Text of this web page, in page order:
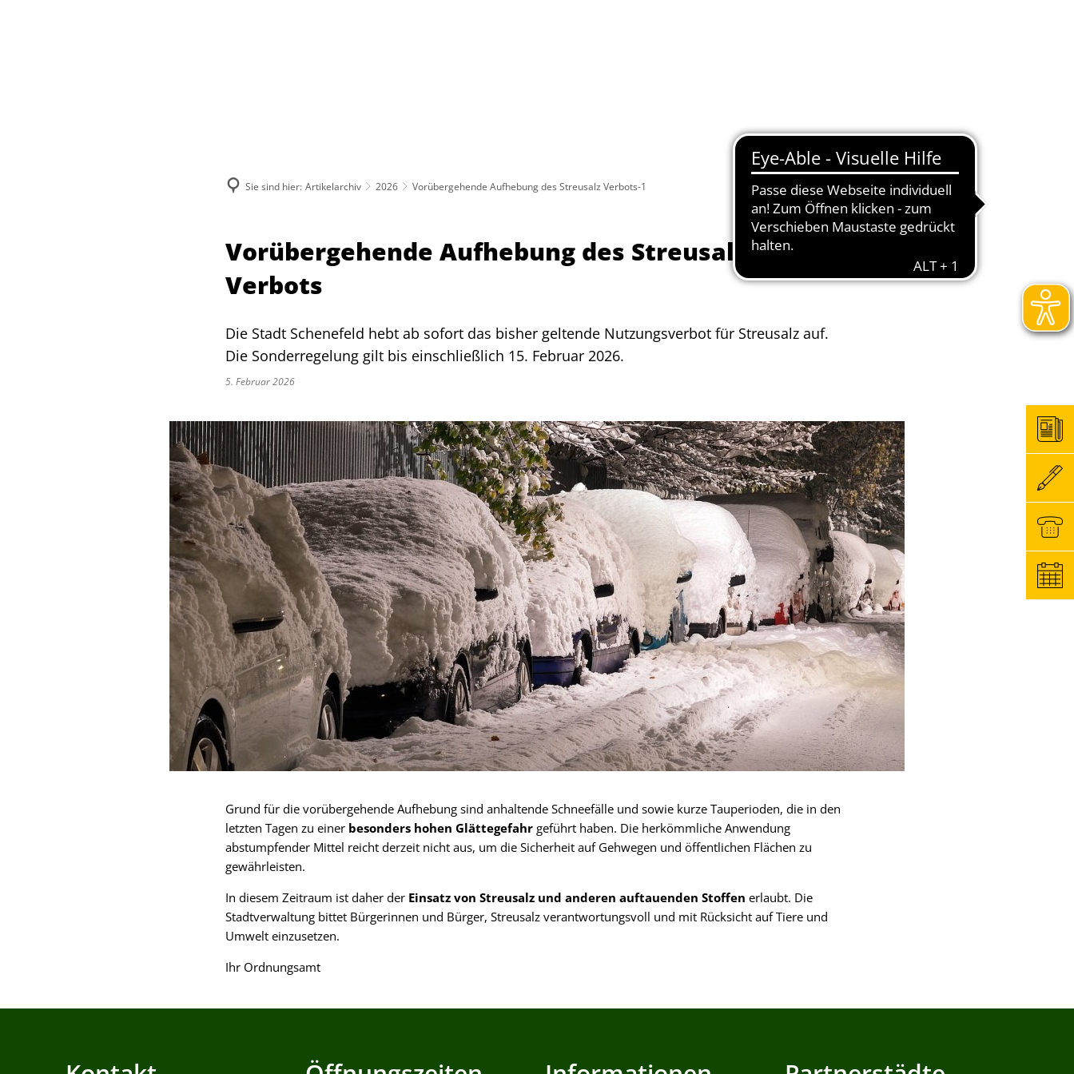
Sie sind hier: Artikelarchiv 2026 Vorübergehende Aufhebung des Streusalz Verbots-1
Vorübergehende Aufhebung des Streusalz
Verbots
Die Stadt Schenefeld hebt ab sofort das bisher geltende Nutzungsverbot für Streusalz auf.
Die Sonderregelung gilt bis einschließlich 15. Februar 2026.
5. Februar 2026
Grund für die vorübergehende Aufhebung sind anhaltende Schneefälle und sowie kurze Tauperioden, die in den
letzten Tagen zu einer besonders hohen Glättegefahr geführt haben. Die herkömmliche Anwendung
abstumpfender Mittel reicht derzeit nicht aus, um die Sicherheit auf Gehwegen und öffentlichen Flächen zu
gewährleisten.
In diesem Zeitraum ist daher der Einsatz von Streusalz und anderen auftauenden Stoffen erlaubt. Die
Stadtverwaltung bittet Bürgerinnen und Bürger, Streusalz verantwortungsvoll und mit Rücksicht auf Tiere und
Umwelt einzusetzen.
Ihr Ordnungsamt